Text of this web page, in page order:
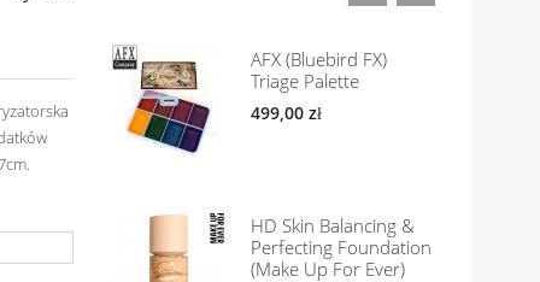
AFX (Bluebird FX)
Triage Palette
499,00 zł
HD Skin Balancing &
Perfecting Foundation
(Make Up For Ever)